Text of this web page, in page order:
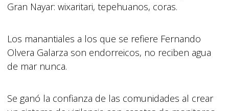
Gran Nayar: wixaritari, tepehuanos, coras.
Los manantiales a los que se refiere Fernando
Olvera Galarza son endorreicos, no reciben agua
de mar nunca.
Se ganó la confianza de las comunidades al crear